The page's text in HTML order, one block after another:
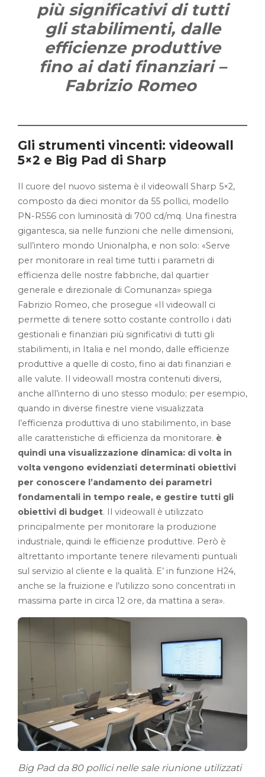
più significativi di tutti
gli stabilimenti, dalle
efficienze produttive
fino ai dati finanziari –
Fabrizio Romeo
Gli strumenti vincenti: videowall
5×2 e Big Pad di Sharp
Il cuore del nuovo sistema è il videowall Sharp 5×2,
composto da dieci monitor da 55 pollici, modello
PN-R556 con luminosità di 700 cd/mq. Una finestra
gigantesca, sia nelle funzioni che nelle dimensioni,
sull’intero mondo Unionalpha, e non solo: «Serve
per monitorare in real time tutti i parametri di
efficienza delle nostre fabbriche, dal quartier
generale e direzionale di Comunanza» spiega
Fabrizio Romeo, che prosegue «Il videowall ci
permette di tenere sotto costante controllo i dati
gestionali e finanziari più significativi di tutti gli
stabilimenti, in Italia e nel mondo, dalle efficienze
produttive a quelle di costo, fino ai dati finanziari e
alle valute. Il videowall mostra contenuti diversi,
anche all’interno di uno stesso modulo; per esempio,
quando in diverse finestre viene visualizzata
l’efficienza produttiva di uno stabilimento, in base
alle caratteristiche di efficienza da monitorare. è
quindi una visualizzazione dinamica: di volta in
volta vengono evidenziati determinati obiettivi
per conoscere l’andamento dei parametri
fondamentali in tempo reale, e gestire tutti gli
obiettivi di budget. Il videowall è utilizzato
principalmente per monitorare la produzione
industriale, quindi le efficienze produttive. Però è
altrettanto importante tenere rilevamenti puntuali
sul servizio al cliente e la qualità. E’ in funzione H24,
anche se la fruizione e l’utilizzo sono concentrati in
massima parte in circa 12 ore, da mattina a sera».
Big Pad da 80 pollici nelle sale riunione utilizzati